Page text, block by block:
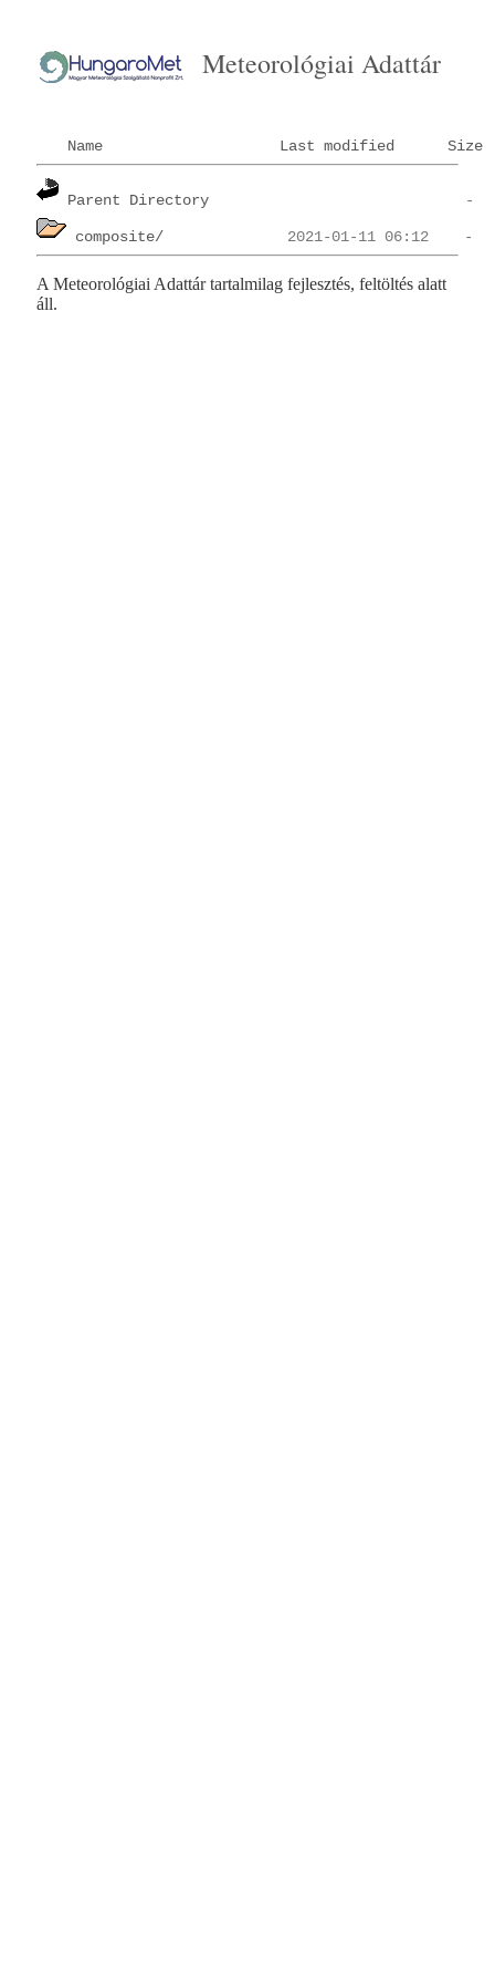
Meteorológiai Adattár
Name Last modified Size
Parent Directory
composite/
A Meteorológiai Adattár tartalmilag fejlesztés, feltöltés alatt
áll.